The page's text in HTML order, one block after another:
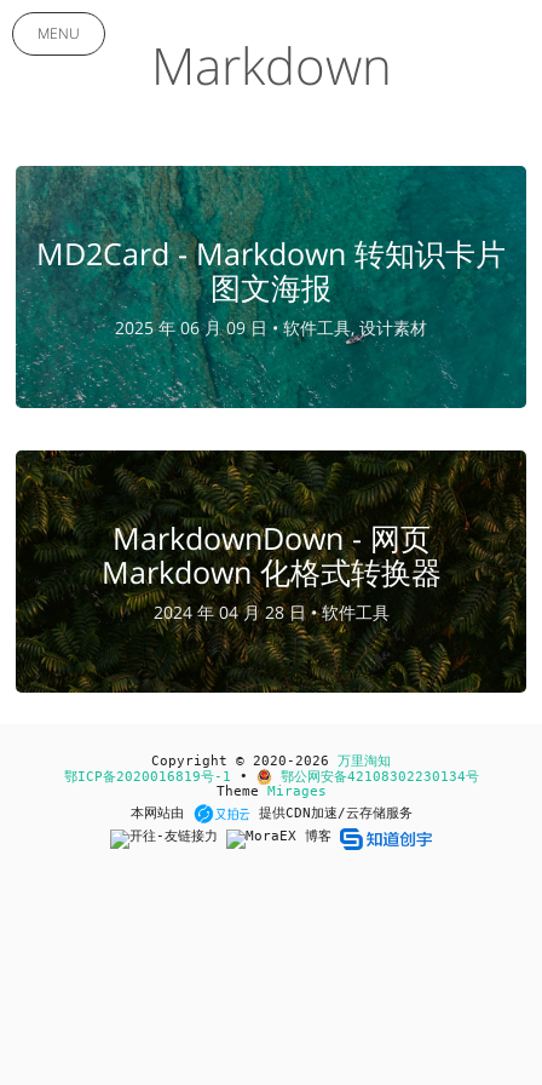
MENU Markdown
MD2Card - Markdown 转知识卡片
图文海报
2025 年 06 月 09 日 •软件工具, 设计素材
MarkdownDown - 网页
Markdown 化格式转换器
2024 年 04 月 28 日 •软件工具
Copyright © 2020-2026 万里淘知
鄂ICP备2020016819号-1 •
鄂公网安备42108302230134号
Theme Mirages
本网站由
提供CDN加速/云存储服务